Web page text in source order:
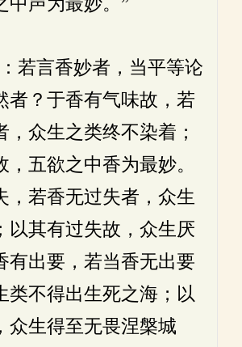
若言香妙者，当平等论
者？于香有气味故，若
，众生之类终不染着；
，五欲之中香为最妙。
，若香无过失者，众生
以其有过失故，众生厌
有出要，若当香无出要
类不得出生死之海；以
众生得至无畏涅槃城